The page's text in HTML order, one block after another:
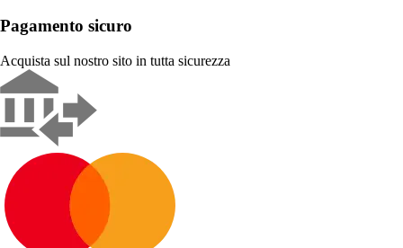
Pagamento sicuro
Acquista sul nostro sito in tutta sicurezza